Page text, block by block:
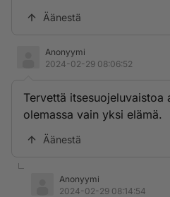
Äänestä
Anonyymi
2024-02-29 08:06:52
Tervettä itsesuojeluvaistoa
olemassa vain yksi elämä.
Äänestä
Anonyymi
2024-02-29 08:14:54